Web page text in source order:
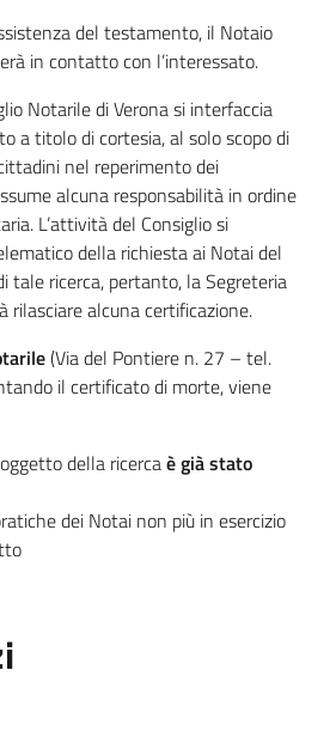
del testamento, il Notaio
in contatto con l’interessato.
Notarile di Verona si interfaccia
a titolo di cortesia, al solo scopo di
nel reperimento dei
alcuna responsabilità in ordine
L’attività del Consiglio si
della richiesta ai Notai del
tale ricerca, pertanto, la Segreteria
rilasciare alcuna certificazione.
(Via del Pontiere n. 27 – tel.
il certificato di morte, viene
della ricercaè già stato
dei Notai non più in esercizio